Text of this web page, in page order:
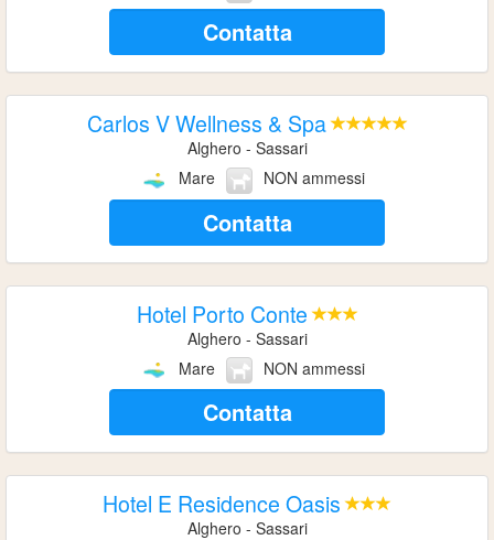
Contatta
Carlos V Wellness & Spa
Alghero - Sassari
Mare
NON ammessi
Contatta
Hotel Porto Conte
Alghero - Sassari
Mare
NON ammessi
Contatta
Hotel E Residence Oasis
Alghero - Sassari